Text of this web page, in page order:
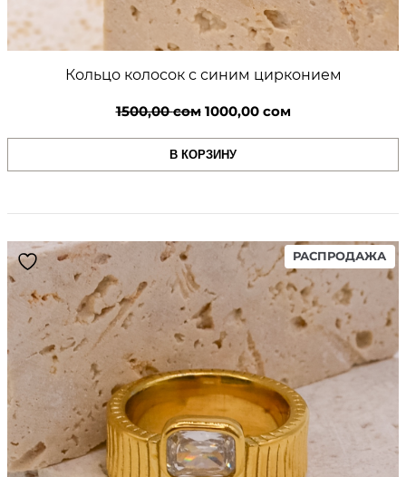
Кольцо колосок с синим цирконием
1500,00сом Первоначальная
цена
составляла
1000,00 сомТекущая
цена:
В КОРЗИНУ
РАСПРОДАЖА
ON